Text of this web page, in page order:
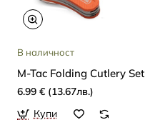
В наличност
M-Tac Folding Cutlery Set
6.99 € (13.67лв.)
Купи